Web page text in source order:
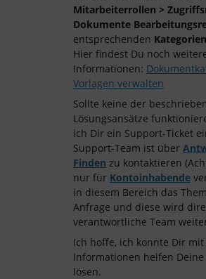
Mitarbeiterrollen >
Dokumente
entsprechenden Kategorien
Hier findest Du noch
Informationen:
Vorlagen verwalten
Sollte keine der
Lösungsansätze
ich Dir ein Support-Ticket
Support-Team ist über
Finden zu kontaktieren
nur für Kontoinhabende
in diesem Bereich das
Anfrage und diese wird
verantwortliche Team
Ich hoffe, ich konnte Dir
Informationen helfen Deine
lösen.